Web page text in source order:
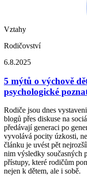
Vztahy
Rodičovství
6.8.2025
5 mýtů o výchově
psychologické
Rodiče jsou dnes
blogů přes diskuse na
předávají generaci po
vyvolává pocity úzkosti,
článku je uvést pět
nim výsledky současných
přístupy, které rodičům
nejen k dětem, ale i sobě.